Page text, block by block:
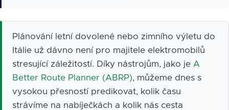
Plánování letní dovolené nebo zimního výletu do
Itálie už dávno není pro majitele elektromobilů
stresující záležitostí. Díky nástrojům, jako je A
Better Route Planner (ABRP), můžeme dnes s
vysokou přesností predikovat, kolik času
strávíme na nabíječkách a kolik nás cesta